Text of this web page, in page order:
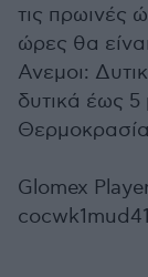
τις πρωινές
ώρες θα
Ανεμοι:
δυτικά έως
Glomex